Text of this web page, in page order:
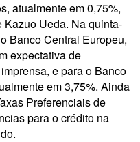
atualmente em 0,75%,
Ueda. Na quinta-
Banco Central Europeu,
expectativa de
e para o Banco
em 3,75%. Ainda
Preferenciais de
para o crédito na